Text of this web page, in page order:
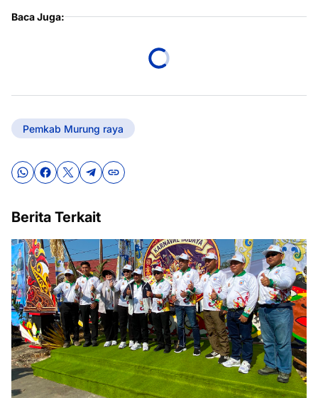
Baca Juga:
Pemkab Murung raya
Berita Terkait